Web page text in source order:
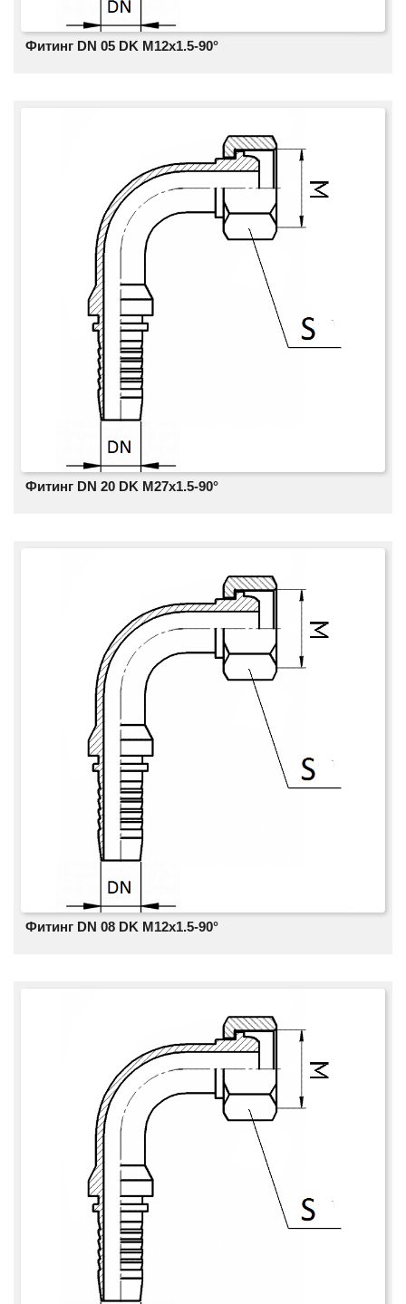
Фитинг DN 05 DK М12x1.5-90°
Фитинг DN 20 DK М27x1.5-90°
Фитинг DN 08 DK М12x1.5-90°